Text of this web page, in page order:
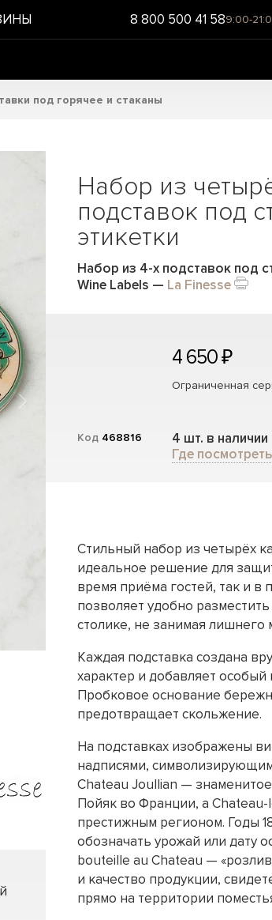
8 800 500 41 589:00-
под горячее и стаканы
Набор из
подставок под
этикетки
Набор из 4-х подставок под
Wine Labels — La Finesse
Код 468816
4 650 ₽
Ограниченная
4 шт. в наличии
Где
Стильный набор из четырёх
идеальное решение для
время приёма гостей, так и
позволяет удобно
столике, не занимая лишнего
Каждая подставка создана
характер и добавляет
Пробковое основание
предотвращает скольжение.
На подставках изображены
надписями,
Chateau Joullian —
Пойяк во Франции, а Chateau-
престижным регионом. Годы
обозначать урожай или дату
bouteille au Chateau —
и качество продукции,
прямо на территории